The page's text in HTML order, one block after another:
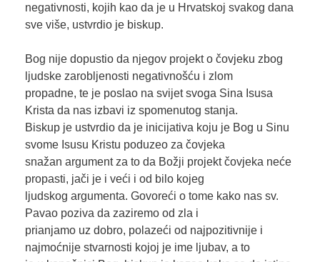
negativnosti, kojih kao da je u Hrvatskoj svakog dana
sve više, ustvrdio je biskup.
Bog nije dopustio da njegov projekt o čovjeku zbog
ljudske zarobljenosti negativnošću i zlom
propadne, te je poslao na svijet svoga Sina Isusa
Krista da nas izbavi iz spomenutog stanja.
Biskup je ustvrdio da je inicijativa koju je Bog u Sinu
svome Isusu Kristu poduzeo za čovjeka
snažan argument za to da Božji projekt čovjeka neće
propasti, jači je i veći i od bilo kojeg
ljudskog argumenta. Govoreći o tome kako nas sv.
Pavao poziva da zaziremo od zla i
prianjamo uz dobro, polazeći od najpozitivnije i
najmoćnije stvarnosti kojoj je ime ljubav, a to